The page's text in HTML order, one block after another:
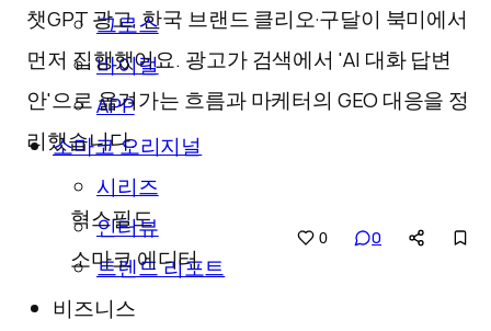
그로스
바이럴
APP
소마코 오리지널
시리즈
인터뷰
트렌드 리포트
비즈니스
챗GPT 광고, 한국 브랜드 클리오·구달이 북미에서
먼저 집행했어요. 광고가 검색에서 'AI 대화 답변
안'으로 옮겨가는 흐름과 마케터의 GEO 대응을 정
리했습니다.
혁스필드
소마코 에디터
0 0